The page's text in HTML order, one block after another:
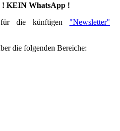
! KEIN WhatsApp !
die künftigen "Newsletter"
die folgenden Bereiche: